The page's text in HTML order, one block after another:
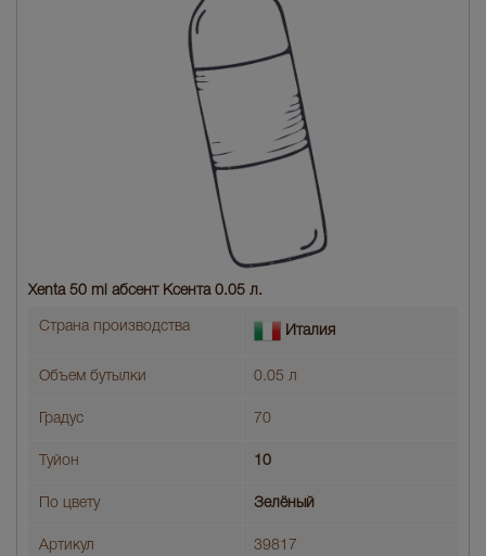
Xenta 50 ml абсент Ксента 0.05 л.
Страна производства Италия
Объем бутылки 0.05 л
Градус 70
Туйон 10
По цвету Зелёный
Артикул 39817